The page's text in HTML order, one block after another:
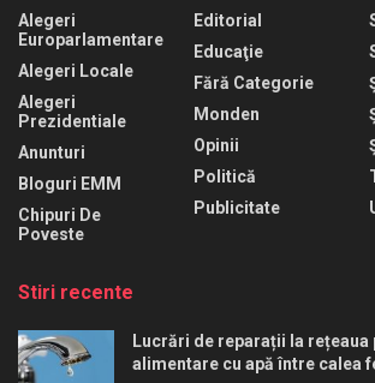
Alegeri
Europarlamentare
Alegeri Locale
Alegeri
Prezidentiale
Anunturi
Bloguri EMM
Chipuri De
Poveste
Editorial
Educaţie
Fără Categorie
Monden
Opinii
Politică
Publicitate
Stiri recente
Lucrări de reparații la rețeaua
alimentare cu apă între calea